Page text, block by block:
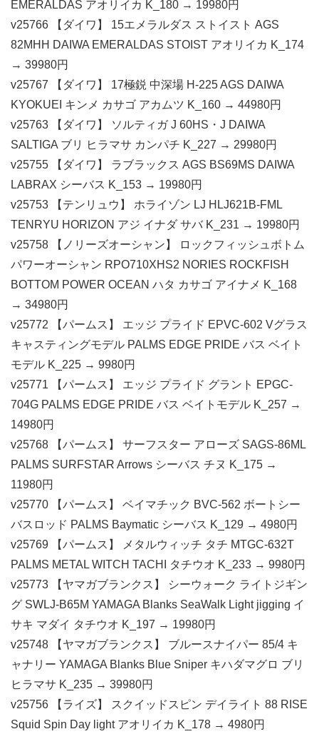
EMERALDAS アオリイカ K_180 → 19980円
v25766 【ダイワ】 15エメラルダス ストイスト AGS
82MHH DAIWA EMERALDAS STOIST アオリイカ K_174
→ 39980円
v25767 【ダイワ】 17極鋭 中深場 H-225 AGS DAIWA
KYOKUEI キンメ カサゴ アカムツ K_160 → 44980円
v25763 【ダイワ】 ソルティガ J 60HS・J DAIWA
SALTIGA ブリ ヒラマサ カンパチ K_227 → 29980円
v25755 【ダイワ】 ラブラックス AGS BS69MS DAIWA
LABRAX シーバス K_153 → 19980円
v25753 【テンリュウ】 ホライゾン LJ HLJ621B-FML
TENRYU HORIZON アジ イナダ サバ K_231 → 19980円
v25758 【ノリーズオーシャン】 ロックフィッシュボトム
パワーオーシャン RPO710XHS2 NORIES ROCKFISH
BOTTOM POWER OCEAN ハタ カサゴ アイナメ K_168
→ 34980円
v25772 【パームス】 エッジ プライド EPVC-602 Vグラス
キャスティングモデル PALMS EDGE PRIDE バス ベイト
モデル K_225 → 9980円
v25771 【パームス】 エッジ プライド グラント EPGC-
704G PALMS EDGE PRIDE バス ベイトモデル K_257 →
14980円
v25768 【パームス】 サーフスター アローズ SAGS-86ML
PALMS SURFSTAR Arrows シーバス チヌ K_175 →
11980円
v25770 【パームス】 ベイマチック BVC-562 ボートシー
バスロッド PALMS Baymatic シーバス K_129 → 4980円
v25769 【パームス】 メタルウィッチ タチ MTGC-632T
PALMS METAL WITCH TACHI タチウオ K_233 → 9980円
v25773 【ヤマガブランクス】 シーウォーク ライトジギン
グ SWLJ-B65M YAMAGA Blanks SeaWalk Light jigging イ
サキ マダイ タチウオ K_197 → 19980円
v25748 【ヤマガブランクス】 ブルースナイパー 85/4 キ
ャナリー YAMAGA Blanks Blue Sniper キハダマグロ ブリ
ヒラマサ K_235 → 39980円
v25756 【ライズ】 スクイッドスピン デイライト 88 RISE
Squid Spin Day light アオリイカ K_178 → 4980円